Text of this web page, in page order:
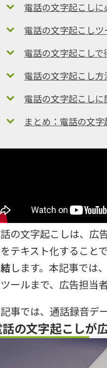
電話の文字起こし
電話の文字起こし
電話の文字起こし
電話の文字起こし
電話の文字起こしに
まとめ：電話の文
の文字起こしは、広
テキスト化すること
します。本記事では
ールまで、広告担当
事では、通話録音デ
の文字起こしが